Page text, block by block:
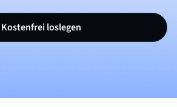
Kostenfrei loslegen